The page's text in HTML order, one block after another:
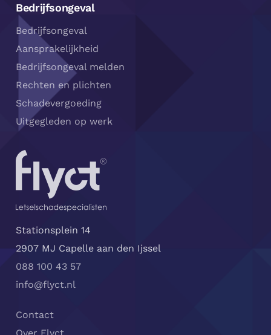
Bedrijfsongeval
Bedrijfsongeval
Aansprakelijkheid
Bedrijfsongeval melden
Rechten en plichten
Schadevergoeding
Uitgegleden op werk
Stationsplein 14
2907 MJ Capelle aan den Ijssel
088 100 43 57
info@flyct.nl
Contact